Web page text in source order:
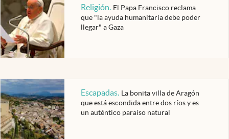
Religión. El Papa Francisco reclama
que "la ayuda humanitaria debe poder
llegar" a Gaza
Escapadas. La bonita villa de Aragón
que está escondida entre dos ríos y es
un auténtico paraíso natural